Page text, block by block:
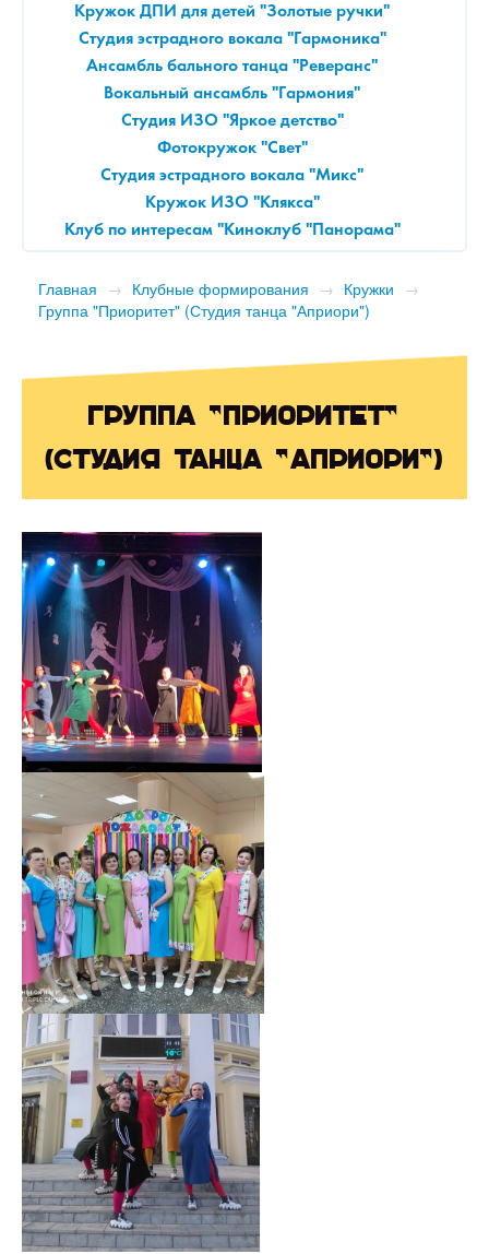
Кружок ДПИ для детей "Золотые ручки"
Студия эстрадного вокала "Гармоника"
Ансамбль бального танца "Реверанс"
Вокальный ансамбль "Гармония"
Студия ИЗО "Яркое детство"
Фотокружок "Свет"
Студия эстрадного вокала "Микс"
Кружок ИЗО "Клякса"
Клуб по интересам "Киноклуб "Панорама"
Главная → Клубные формирования → Кружки →
Группа "Приоритет" (Студия танца "Априори")
Группа "Приоритет"
(Студия танца "Априори")